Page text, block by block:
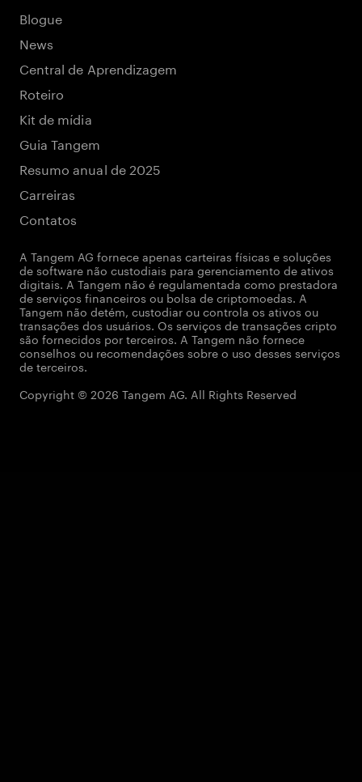
Blogue
News
Central de Aprendizagem
Roteiro
Kit de mídia
Guia Tangem
Resumo anual de 2025
Carreiras
Contatos
A Tangem AG fornece apenas carteiras físicas e soluções
de software não custodiais para gerenciamento de ativos
digitais. A Tangem não é regulamentada como prestadora
de serviços financeiros ou bolsa de criptomoedas. A
Tangem não detém, custodiar ou controla os ativos ou
transações dos usuários. Os serviços de transações cripto
são fornecidos por terceiros. A Tangem não fornece
conselhos ou recomendações sobre o uso desses serviços
de terceiros.